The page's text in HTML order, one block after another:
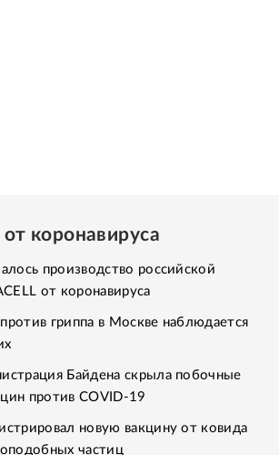
коронавируса
производство российской
от коронавируса
гриппа в Москве наблюдается
Байдена скрыла побочные
против COVID-19
новую вакцину от ковида
частиц